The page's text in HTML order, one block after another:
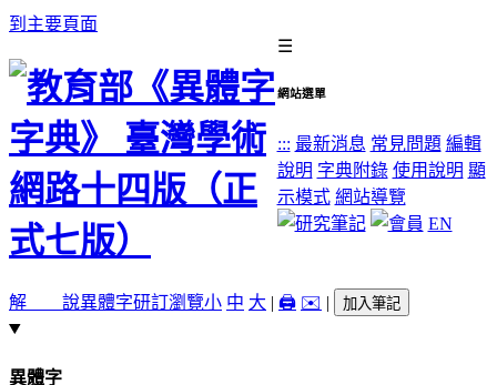
到主要頁面
☰
網站選單
::: 最新消息 常見問題 編輯
說明 字典附錄 使用說明 顯
示模式 網站導覽
EN
解 說異體字研訂瀏覽小 中 大 | 🖨️ ✉️ | 加入筆記
異體字